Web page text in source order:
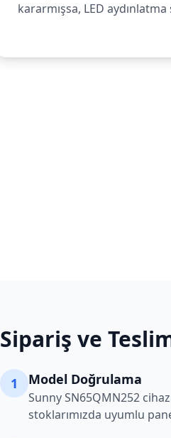
kararmışsa, LED
Sipariş ve
1 Model Doğrulama
SunnySN65QMN252
stoklarımızda uyumlu